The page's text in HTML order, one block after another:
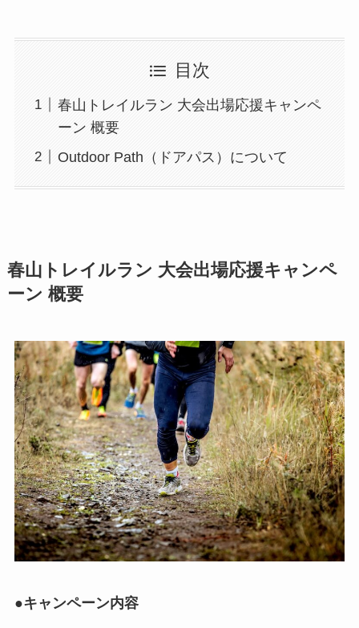
目次
春山トレイルラン 大会出場応援キャンペ
ーン 概要
Outdoor Path（ドアパス）について
春山トレイルラン 大会出場応援キャンペ
ーン 概要
●キャンペーン内容